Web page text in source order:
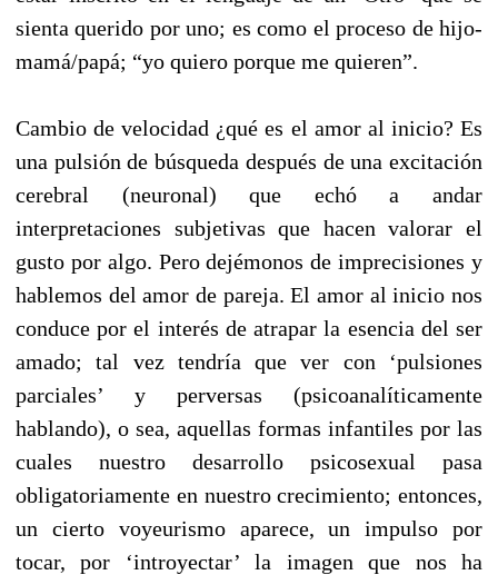
sienta querido por uno; es como el proceso de hijo-
mamá/papá; “yo quiero porque me quieren”.
Cambio de velocidad ¿qué es el amor al inicio? Es
una pulsión de búsqueda después de una excitación
cerebral (neuronal) que echó a andar
interpretaciones subjetivas que hacen valorar el
gusto por algo. Pero dejémonos de imprecisiones y
hablemos del amor de pareja. El amor al inicio nos
conduce por el interés de atrapar la esencia del ser
amado; tal vez tendría que ver con ‘pulsiones
parciales’ y perversas (psicoanalíticamente
hablando), o sea, aquellas formas infantiles por las
cuales nuestro desarrollo psicosexual pasa
obligatoriamente en nuestro crecimiento; entonces,
un cierto voyeurismo aparece, un impulso por
tocar, por ‘introyectar’ la imagen que nos ha